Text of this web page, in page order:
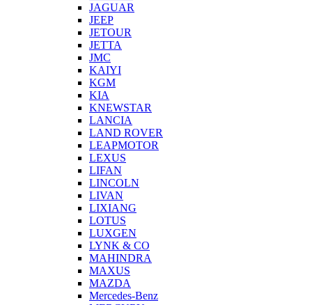
JAGUAR
JEEP
JETOUR
JETTA
JMC
KAIYI
KGM
KIA
KNEWSTAR
LANCIA
LAND ROVER
LEAPMOTOR
LEXUS
LIFAN
LINCOLN
LIVAN
LIXIANG
LOTUS
LUXGEN
LYNK & CO
MAHINDRA
MAXUS
MAZDA
Mercedes-Benz